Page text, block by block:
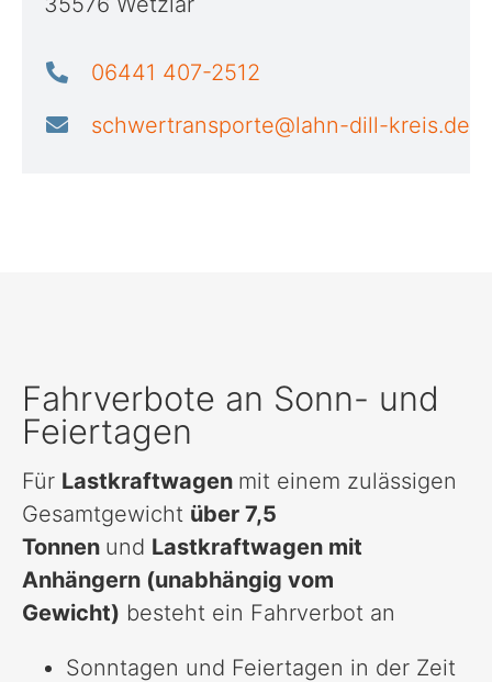
06441 407-2512
schwertransporte@lahn-dill-kreis.de
Fahrverbote an Sonn- und
Feiertagen
Für Lastkraftwagen mit einem zulässigen
Gesamtgewicht über 7,5
Tonnen und Lastkraftwagen mit
Anhängern (unabhängig vom
Gewicht) besteht ein Fahrverbot an
Sonntagen und Feiertagen in der Zeit